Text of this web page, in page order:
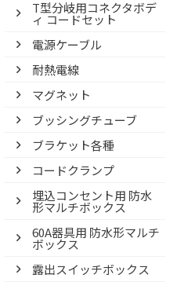
T型分岐用コネクタボデ
ィ コードセット
電源ケーブル
耐熱電線
マグネット
ブッシングチューブ
ブラケット各種
コードクランプ
埋込コンセント用 防水
形マルチボックス
60A器具用 防水形マルチ
ボックス
露出スイッチボックス